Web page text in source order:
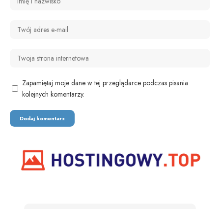
Zapamiętaj moje dane w tej przeglądarce podczas pisania
kolejnych komentarzy.